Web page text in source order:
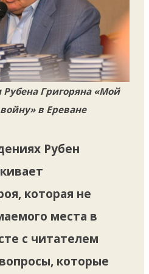
Рубена Григоряна «Мой
в Ереване
Рубен
которая не
места в
с читателем
которые